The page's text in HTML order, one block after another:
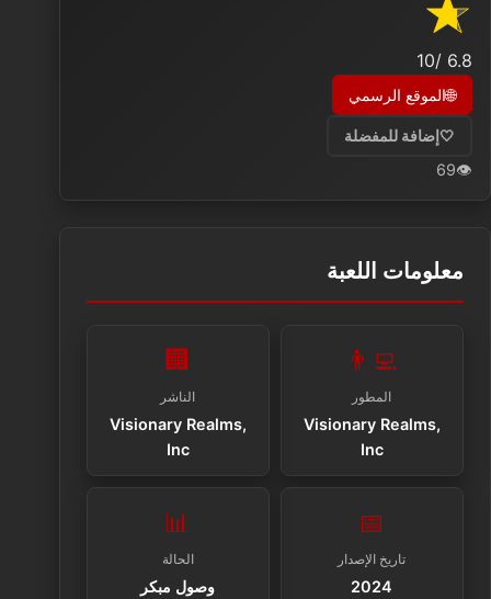
6.8
/10
🌐الموقع الرسمي
🤍 إضافة للمفضلة
👁️
69
معلومات اللعبة
👨‍💻
المطور
Visionary Realms,
Inc
🏢
الناشر
Visionary Realms,
Inc
📅
تاريخ الإصدار
2024
📊
الحالة
وصول مبكر